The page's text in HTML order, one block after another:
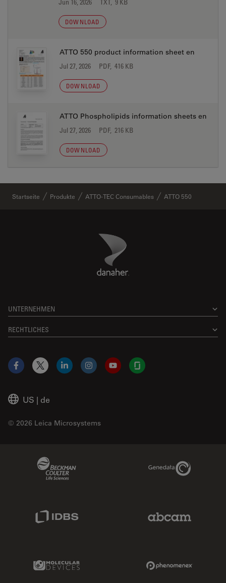
Jun 16, 2026 TXT, 9 KB
DOWNLOAD
ATTO 550 product information sheet en
Jul 27, 2026 PDF, 416 KB
DOWNLOAD
ATTO Phospholipids information sheets en
Jul 27, 2026 PDF, 216 KB
DOWNLOAD
Startseite Produkte ATTO-TEC Consumables ATTO 550
Danaher Logo
UNTERNEHMEN
RECHTLICHES
US | de
© 2026 Leica Microsystems
Facebook
X LinkedInInstagramYouTubeGlassdoor
Genedata Link
Molecular Devices Link